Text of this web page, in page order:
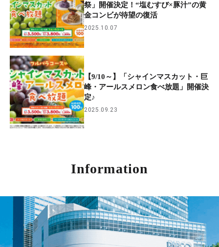
祭」開催決定！“塩むすび×豚汁”の黄
金コンビが待望の復活
2025.10.07
【9/10～】「シャインマスカット・巨
峰・アールスメロン食べ放題」開催決
定♪
2025.09.23
Information